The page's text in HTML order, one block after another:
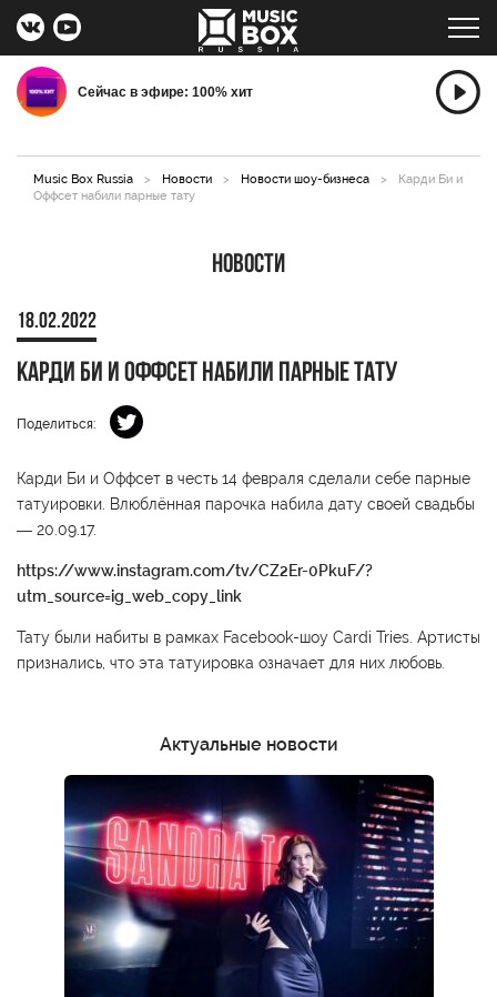
Сейчас в эфире: 100% хит
Music Box Russia > Новости > Новости шоу-бизнеса >
Карди Би и
Оффсет набили парные тату
Новости
18.02.2022
Карди Би и Оффсет набили парные тату
Поделиться:
Карди Би и Оффсет в честь 14 февраля сделали себе парные
татуировки. Влюблённая парочка набила дату своей свадьбы
— 20.09.17.
https://www.instagram.com/tv/CZ2Er-0PkuF/?
utm_source=ig_web_copy_link
Тату были набиты в рамках Facebook-шоу Cardi Tries. Артисты
признались, что эта татуировка означает для них любовь.
Актуальные новости